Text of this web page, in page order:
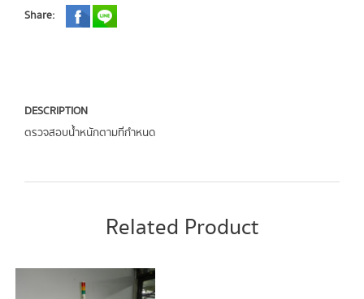
Share:
DESCRIPTION
ตรวจสอบน้ำหนักตามที่กำหนด
Related Product